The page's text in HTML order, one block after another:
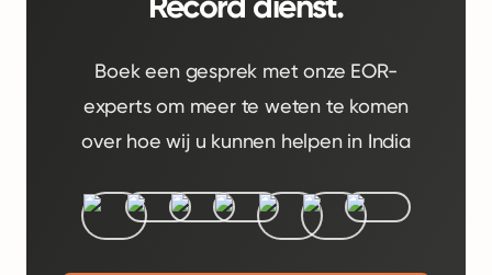
Boek een gesprek met onze EOR-
experts om meer te weten te komen
over hoe wij u kunnen helpen in India